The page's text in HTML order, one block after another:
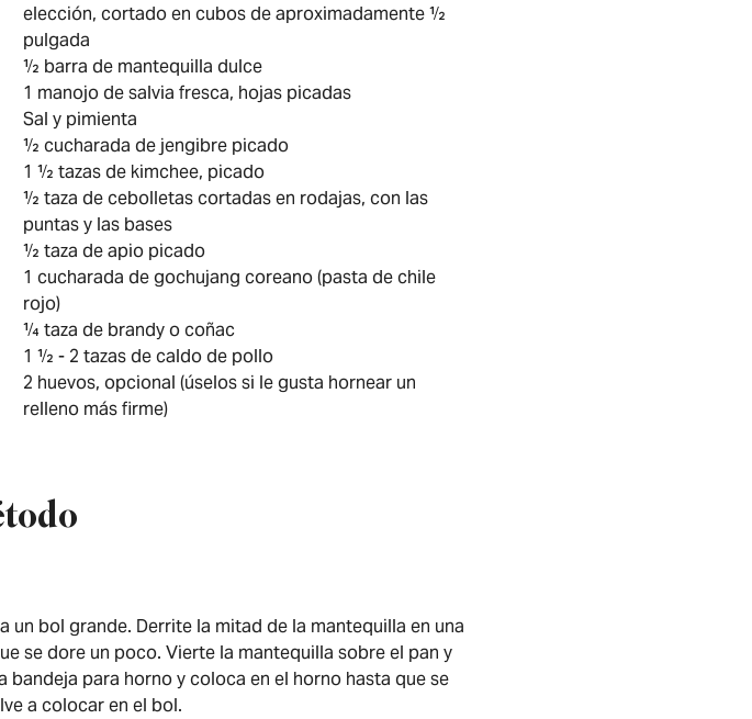
elección, cortado en cubos de aproximadamente ½
pulgada
½ barra de mantequilla dulce
1 manojo de salvia fresca, hojas picadas
Sal y pimienta
½ cucharada de jengibre picado
1 ½ tazas de kimchee, picado
½ taza de cebolletas cortadas en rodajas, con las
puntas y las bases
½ taza de apio picado
1 cucharada de gochujang coreano (pasta de chile
rojo)
¼ taza de brandy o coñac
1 ½ - 2 tazas de caldo de pollo
2 huevos, opcional (úselos si le gusta hornear un
relleno más firme)
bol grande. Derrite la mitad de la mantequilla en una
se dore un poco. Vierte la mantequilla sobre el pan y
bandeja para horno y coloca en el horno hasta que se
a colocar en el bol.